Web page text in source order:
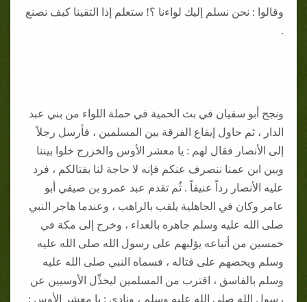
وقالوا : نحن نسلم إليك لواءنا ؟! ستعلم إذا التقينا كيف نصنع
.
ونجح أبو سفيان في بث الحمية في حملة اللواء من بني عبد
الدار ، ثم حاول إيقاع الفرقة بين المسلمين ، فأرسل رجلاً
إلى الأنصار فقال لهم : يا معشر الأوس والخزرج خلوا بيننا
وبين ابن عمنا ننصرف عنكم فإنه لا حاجة لنا بقتالكم ، فرد
عليه الأنصار رداً عنيفاً . ثُم تقدم عبد عمرو بن صيفي أبو
عامر وكان في الجاهلية يلقب بالراهب ، وعندما هاجر النبي
صلى الله عليه وسلم جاهره بالعداء ، وخرج إلى مكة في
خمسين من أتباعه يؤلبهم على رسول الله صلى الله عليه
وسلم ويحضهم على قتاله ، فسماه النبي صلى الله عليه
وسلم بالفاسق ، اقترب من المسلمين ليخذِّل الأوسيين عن
رسول الله صلى الله عليه وسلم ، ونادى : يا معشر الأوس :